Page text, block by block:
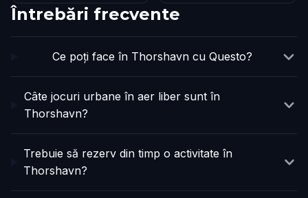
Întrebări frecvente
Ce poți face în Thorshavn cu Questo?
Câte jocuri urbane în aer liber sunt în
Thorshavn?
Trebuie să rezerv din timp o activitate în
Thorshavn?